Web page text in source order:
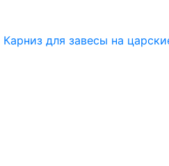
Карниз для завесы на